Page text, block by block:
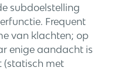
subdoelstelling
Frequent
van klachten; op
enige aandacht is
(statisch met